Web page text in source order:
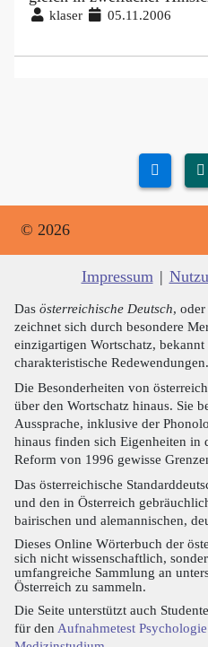
klaser 05.11.2006
© 2026
Impressum |
Das österreichische Deutsch,
zeichnet sich durch besondere
einzigartigen Wortschatz, bekannt
charakteristische Redewendungen.
Die Besonderheiten von
über den Wortschatz hinaus. Sie
Aussprache, inklusive der
hinaus finden sich Eigenheiten in
Reform von 1996 gewisse
Das österreichische
und den in Österreich
bairischen und alemannischen,
Dieses Online Wörterbuch der
sich nicht wissenschaftlich,
umfangreiche Sammlung an
Österreich zu sammeln.
Die Seite unterstützt auch
für den Aufnahmetest Psychologie